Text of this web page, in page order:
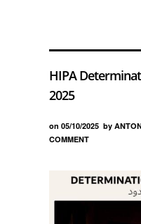
HIPA
2025
on 05/10/2025 by
COMMENT